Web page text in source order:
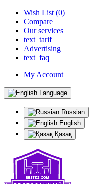
Wish List (0)
Compare
Our services
text_tarif
Advertising
text_faq
My Account
Language
Russian
English
Қазақ